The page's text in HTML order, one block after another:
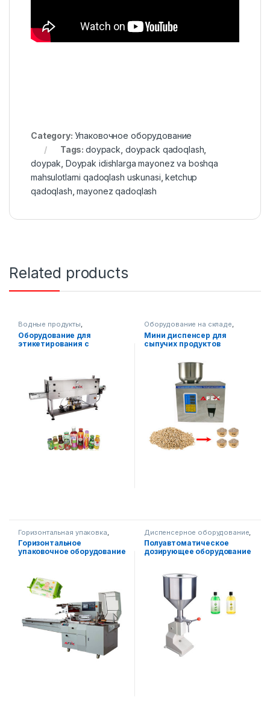
Category: Упаковочное оборудование
Tags:doypack doypack qadoqlash
doypak Doypak idishlarga mayonez va boshqa
mahsulotlarni qadoqlash uskunasi ,ketchup
qadoqlash ,mayonez qadoqlash
Related products
Водные продукты
Оборудование AHR-300 для
сокращённой обмотки
этикеток,Пищевое
оборудование
Оборудование для
этикетирования с
Оборудование на складе
Упаковочное оборудование
Диспенсерное оборудование
Мини диспенсер для
сыпучих продуктов
Горизонтальная упаковка
Упаковочное оборудование
Горизонтальное
упаковочное оборудование
Диспенсерное оборудование
Упаковочное оборудование
Полуавтоматическое
дозирующее оборудование